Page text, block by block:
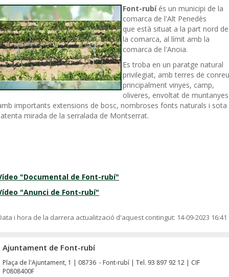
Font-rubíés un municipi de la
comarca de l'Alt Penedès
que està situat a la part nord de
la comarca, al límit amb la
comarca de l'Anoia.
Es troba en un paratge natural
privilegiat, amb terres de
principalment vinyes, camp,
oliveres, envoltat de muntanyes
importants extensions de bosc, nombroses fonts naturals i sota
mirada de la serralada de Montserrat.
"Documental de Font-rubí"
"Anunci de Font-rubí"
i hora de la darrera actualització d'aquest contingut: 14-09-2023 16:41
Ajuntament de Font-rubí
Plaça de l'Ajuntament, 1 | 08736 - Font-rubí | Tel. 93 897 92 12 | CIF
P0808400F